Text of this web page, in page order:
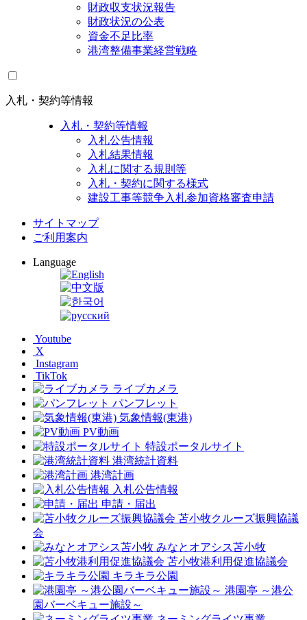
財政収支状況報告
財政状況の公表
資金不足比率
港湾整備事業経営戦略
入札・契約等情報
入札・契約等情報
入札公告情報
入札結果情報
入札に関する規則等
入札・契約に関する様式
建設工事等競争入札参加資格審査申請
サイトマップ
ご利用案内
Language
Youtube
X
Instagram
TikTok
ライブカメラ
パンフレット
気象情報(東港)
PV動画
特設ポータルサイト
港湾統計資料
港湾計画
入札公告情報
申請・届出
苫小牧クルーズ振興協議
会
みなとオアシス苫小牧
苫小牧港利用促進協議会
キラキラ公園
港園亭 ～港公
園バーベキュー施設～